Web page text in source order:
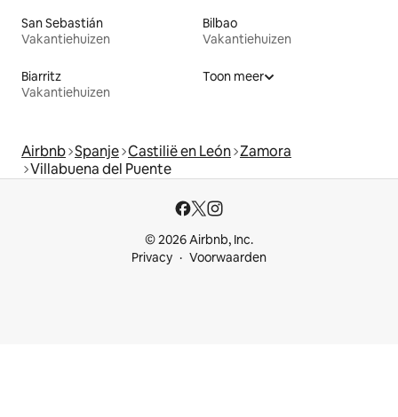
San Sebastián
Vakantiehuizen
Bilbao
Vakantiehuizen
Biarritz
Vakantiehuizen
Toon meer
Airbnb Spanje Castilië en León Zamora
Villabuena del Puente
© 2026 Airbnb, Inc.
Privacy
Voorwaarden